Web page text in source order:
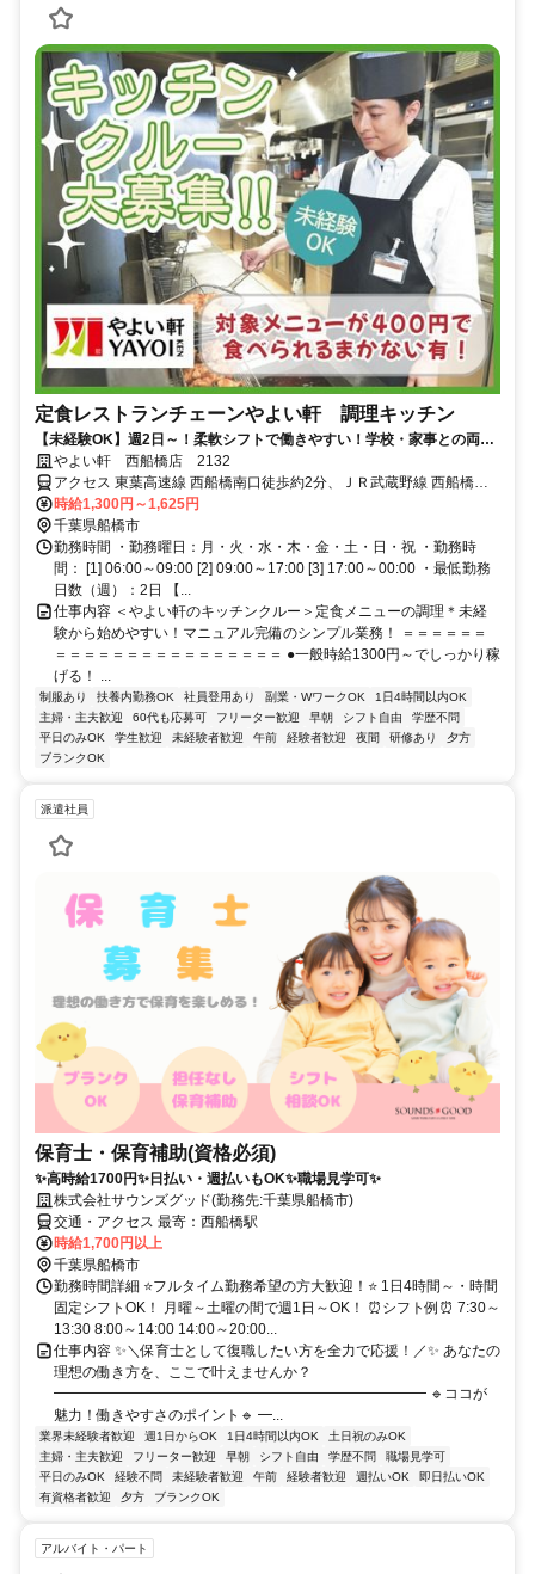
定食レストランチェーンやよい軒 調理キッチン
【未経験OK】週2日～！柔軟シフトで働きやすい！学校・家事との両立
◎＜オンライン面接実施中＞
やよい軒 西船橋店 2132
アクセス 東葉高速線 西船橋南口徒歩約2分、ＪＲ武蔵野線 西船橋南
口徒歩約2分、東京メトロ東西線/ＪＲ中央本線 西船橋南口徒歩約2分
西船橋駅南口より徒歩2分
時給1,300円～1,625円
千葉県船橋市
勤務時間 ・勤務曜日：月・火・水・木・金・土・日・祝 ・勤務時
間： [1] 06:00～09:00 [2] 09:00～17:00 [3] 17:00～00:00 ・最低勤務
日数（週）：2日 【...
仕事内容 ＜やよい軒のキッチンクルー＞定食メニューの調理＊未経
験から始めやすい！マニュアル完備のシンプル業務！ ＝＝＝＝＝＝
＝＝＝＝＝＝＝＝＝＝＝＝＝＝＝＝ ●一般時給1300円～でしっかり稼
げる！ ...
制服あり 扶養内勤務OK 社員登用あり 副業・WワークOK
1日4時間以内OK
主婦・主夫歓迎
60代も応募可 フリーター歓迎 早朝 シフト自由
学歴不問
平日のみOK
学生歓迎 未経験者歓迎 午前 経験者歓迎 夜間 研修あり
夕方
ブランクOK
派遣社員
保育士・保育補助(資格必須)
✨高時給1700円✨日払い・週払いもOK✨職場見学可✨
株式会社サウンズグッド(勤務先:千葉県船橋市)
交通・アクセス 最寄：西船橋駅
時給1,700円以上
千葉県船橋市
勤務時間詳細 ⭐フルタイム勤務希望の方大歓迎！⭐ 1日4時間～・時間
固定シフトOK！ 月曜～土曜の間で週1日～OK！ ⏰シフト例⏰ 7:30～
13:30 8:00～14:00 14:00～20:00...
仕事内容 ✨＼保育士として復職したい方を全力で応援！／✨ あなたの
理想の働き方を、ここで叶えませんか？
━━━━━━━━━━━━━━━━━━━━━━━━━━ 🔹ココが
魅力！働きやすさのポイント🔹 ━...
業界未経験者歓迎 週1日からOK 1日4時間以内OK
土日祝のみOK
主婦・主夫歓迎
フリーター歓迎 早朝 シフト自由 学歴不問
職場見学可
平日のみOK
経験不問 未経験者歓迎 午前 経験者歓迎 週払いOK
即日払いOK
有資格者歓迎
夕方 ブランクOK
アルバイト・パート